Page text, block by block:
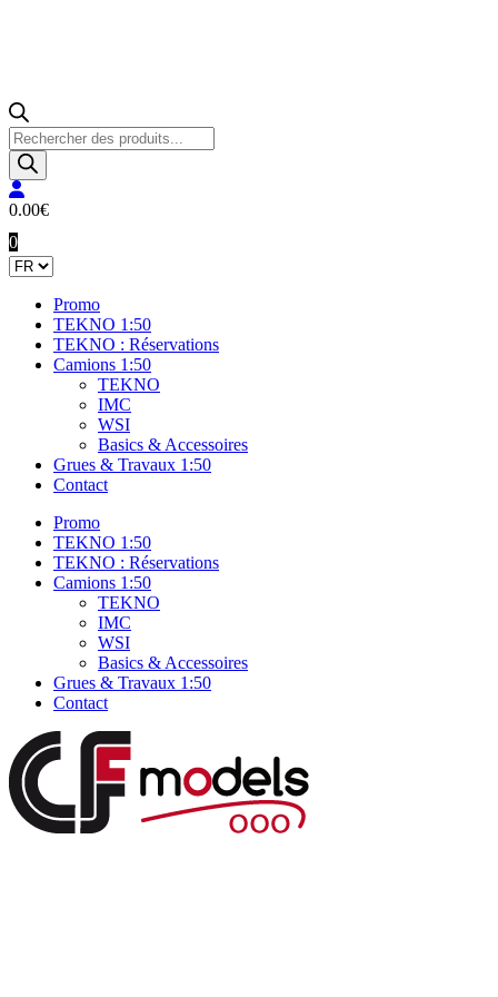
Recherche
de
produits
0.00€
0
Promo
TEKNO 1:50
TEKNO : Réservations
Camions 1:50
TEKNO
IMC
WSI
Basics & Accessoires
Grues & Travaux 1:50
Contact
Promo
TEKNO 1:50
TEKNO : Réservations
Camions 1:50
TEKNO
IMC
WSI
Basics & Accessoires
Grues & Travaux 1:50
Contact